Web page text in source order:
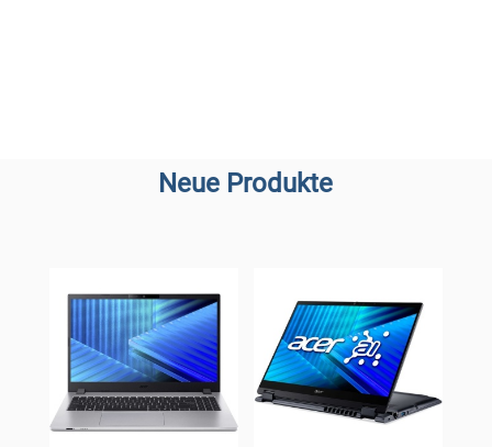
Neue Produkte